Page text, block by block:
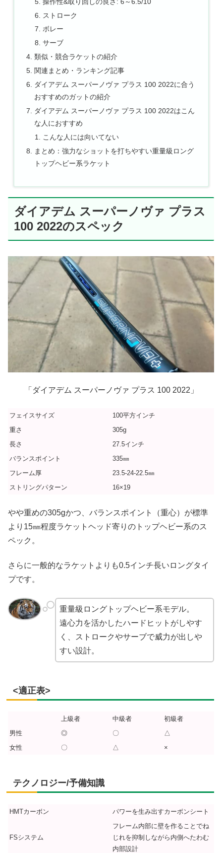
ストローク
ボレー
サーブ
類似・競合ラケットの紹介
関連まとめ・ランキング記事
ダイアデム スーパーノヴァ プラス 100 2022に合う
おすすめのガットの紹介
ダイアデム スーパーノヴァ プラス 100 2022はこん
な人におすすめ
こんな人には向いてない
まとめ：強力なショットを打ちやすい重量級ロング
トップヘビー系ラケット
ダイアデム スーパーノヴァ プラス
100 2022のスペック
「ダイアデム スーパーノヴァ プラス 100 2022」
フェイスサイズ
100平方インチ
重さ
305g
長さ
27.5インチ
バランスポイント
335㎜
フレーム厚
23.5-24-22.5㎜
ストリングパターン
16×19
やや重めの305gかつ、バランスポイント（重心）が標準
より15㎜程度ラケットヘッド寄りのトップヘビー系のス
ペック。
さらに一般的なラケットよりも0.5インチ長いロングタイ
プです。
重量級ロングトップヘビー系モデル。
遠心力を活かしたハードヒットがしやす
く、ストロークやサーブで威力が出しや
すい設計。
<適正表>
上級者 中級者
初級者
男性
◎ 〇
△
女性
〇 △ ×
テクノロジー/予備知識
HMTカーボン パワーを生み出すカーボンシート
FSシステム
フレーム内部に壁を作ることでね
じれを抑制しながら内側へたわむ
内部設計